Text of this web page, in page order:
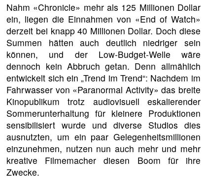
Nahm «Chronicle» mehr als 125 Millionen Dollar
ein, liegen die Einnahmen von «End of Watch»
derzeit bei knapp 40 Millionen Dollar. Doch diese
Summen hätten auch deutlich niedriger sein
können, und der Low-Budget-Welle wäre
dennoch kein Abbruch getan. Denn allmählich
entwickelt sich ein „Trend im Trend“: Nachdem im
Fahrwasser von «Paranormal Activity» das breite
Kinopublikum trotz audiovisuell eskalierender
Sommerunterhaltung für kleinere Produktionen
sensibilisiert wurde und diverse Studios dies
ausnutzten, um ein paar Gelegenheitsmillionen
einzunehmen, nutzen nun auch mehr und mehr
kreative Filmemacher diesen Boom für ihre
Zwecke.